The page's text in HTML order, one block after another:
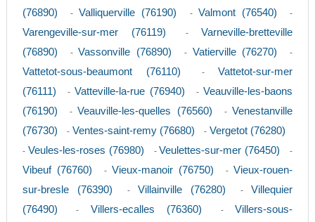
(76890)
- Valliquerville (76190) - Valmont (76540) -
Varengeville-sur-mer (76119) - Varneville-bretteville
(76890)
- Vassonville (76890) - Vatierville (76270) -
Vattetot-sous-beaumont (76110) - Vattetot-sur-mer
(76111)
- Vatteville-la-rue (76940) - Veauville-les-baons
(76190)
- Veauville-les-quelles (76560) - Venestanville
(76730)
- Ventes-saint-remy (76680) - Vergetot (76280)
- Veules-les-roses (76980) - Veulettes-sur-mer (76450) -
Vibeuf (76760) - Vieux-manoir (76750) - Vieux-rouen-
sur-bresle (76390)
- Villainville (76280) - Villequier
(76490)
- Villers-ecalles (76360) - Villers-sous-